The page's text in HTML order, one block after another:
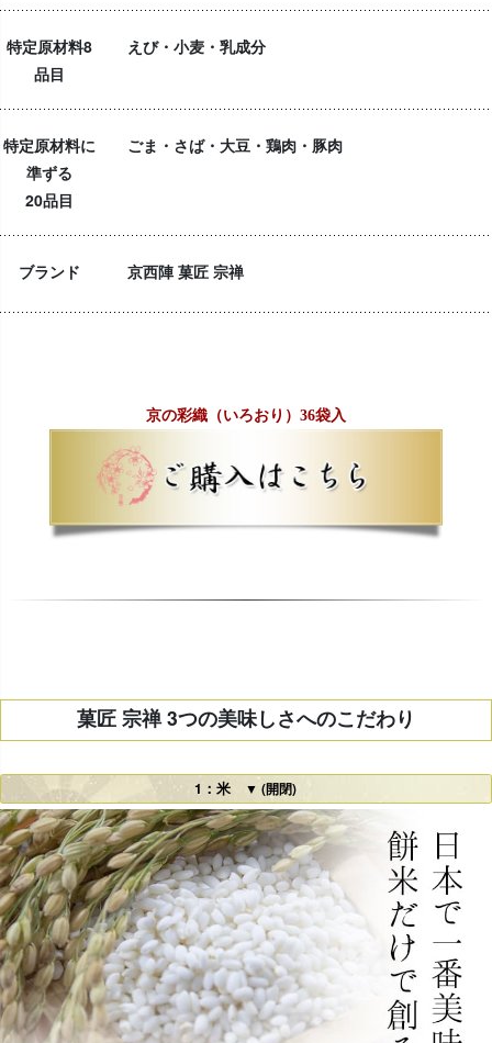
特定原材料8
品目
えび・小麦・乳成分
特定原材料に
準ずる
20品目
ごま・さば・大豆・鶏肉・豚肉
ブランド 京西陣 菓匠 宗禅
京の彩織（いろおり）36袋入
菓匠 宗禅 3つの美味しさへのこだわり
1：米 ▼ (開閉)